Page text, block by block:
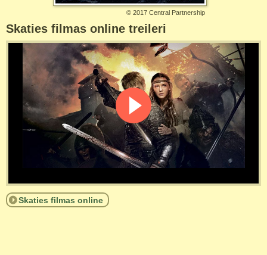
© 2017 Central Partnership
Skaties filmas online treileri
Skaties filmas online